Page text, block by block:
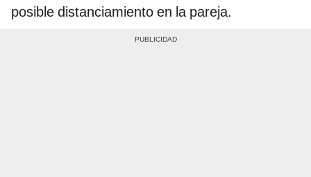
posible distanciamiento en la pareja.